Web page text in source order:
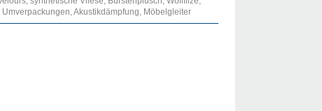
Akustikdämpfung, Möbelgleiter